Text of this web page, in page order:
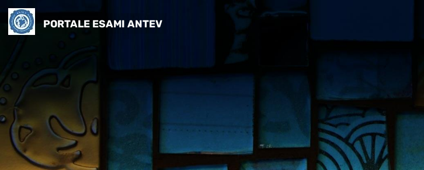
PORTALE ESAMI ANTEV